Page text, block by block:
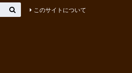
このサイトについて